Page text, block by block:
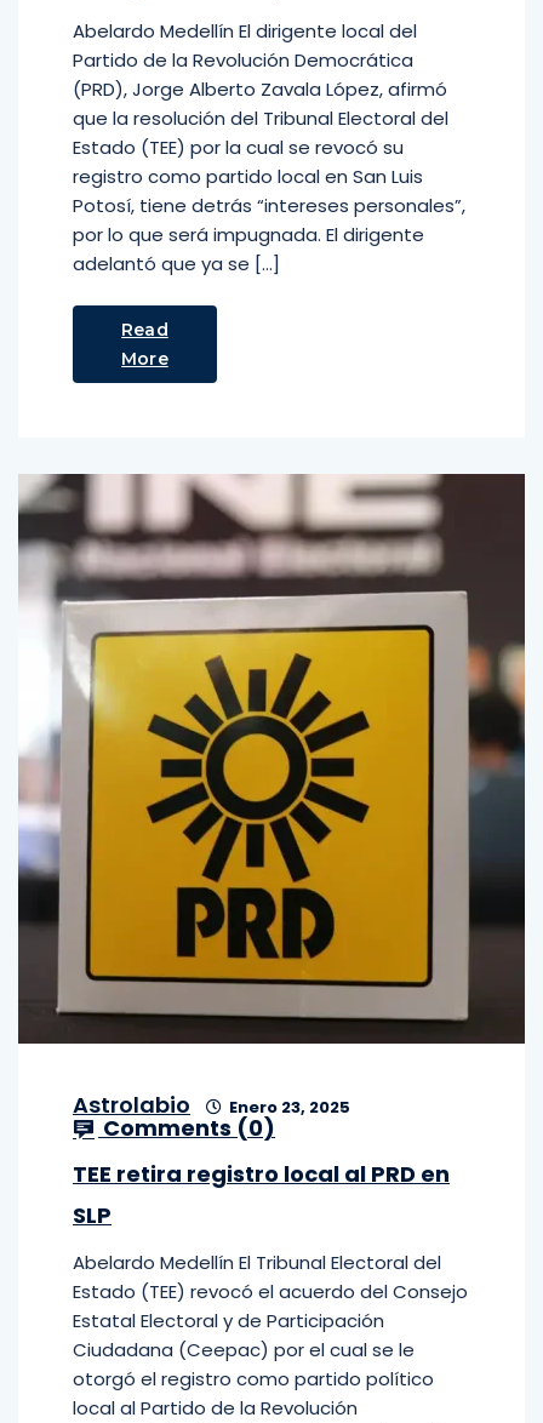
Abelardo Medellín El dirigente local del
Partido de la Revolución Democrática
(PRD), Jorge Alberto Zavala López, afirmó
que la resolución del Tribunal Electoral del
Estado (TEE) por la cual se revocó su
registro como partido local en San Luis
Potosí, tiene detrás “intereses personales”,
por lo que será impugnada. El dirigente
adelantó que ya se […]
Read
More
Astrolabio Enero 23, 2025
Comments (0)
TEE retira registro local al PRD en
SLP
Abelardo Medellín El Tribunal Electoral del
Estado (TEE) revocó el acuerdo del Consejo
Estatal Electoral y de Participación
Ciudadana (Ceepac) por el cual se le
otorgó el registro como partido político
local al Partido de la Revolución